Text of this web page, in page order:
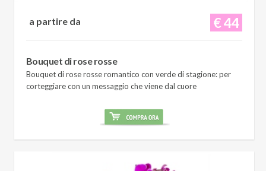
€ 44
a partire da
Bouquet di rose rosse
Bouquet di rose rosse romantico con verde di stagione: per
corteggiare con un messaggio che viene dal cuore